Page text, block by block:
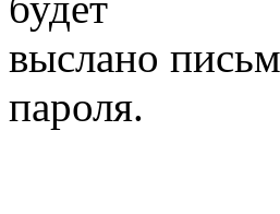
выслано
пароля.